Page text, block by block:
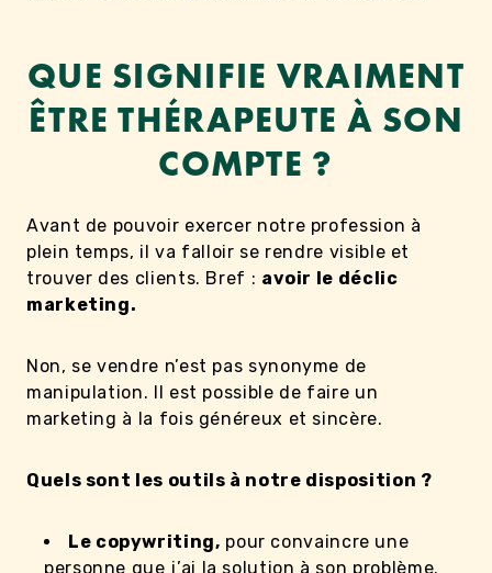
QUE SIGNIFIE VRAIMENT
ÊTRE THÉRAPEUTE À SON
COMPTE ?
Avant de pouvoir exercer notre profession à
plein temps, il va falloir se rendre visible et
trouver des clients. Bref : avoir le déclic
marketing.
Non, se vendre n’est pas synonyme de
manipulation. Il est possible de faire un
marketing à la fois généreux et sincère.
Quels sont les outils à notre disposition ?
Le copywriting, pour convaincre une
personne que j’ai la solution à son problème.